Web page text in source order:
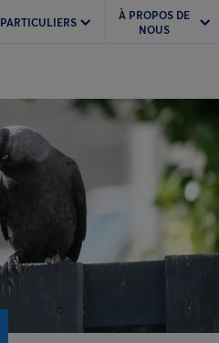
PARTICULIERS
À PROPOS DE
NOUS